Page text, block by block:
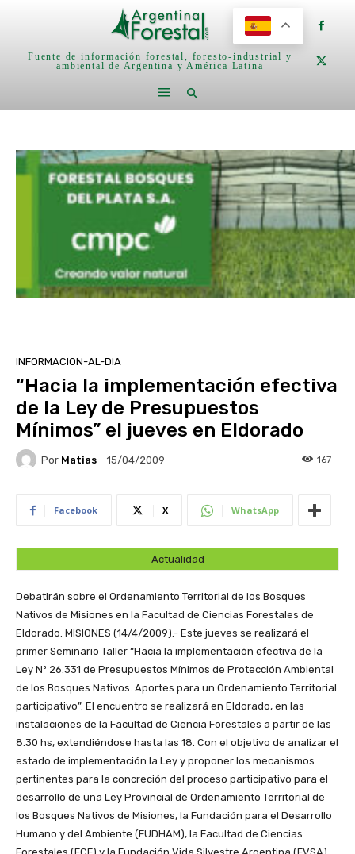
Fuente de información forestal, foresto-industrial y
ambiental de Argentina y América Latina
INFORMACION-AL-DIA
“Hacia la implementación efectiva
de la Ley de Presupuestos
Mínimos” el jueves en Eldorado
Por Matias 15/04/2009 167
Facebook X WhatsApp
Actualidad
Debatirán sobre el Ordenamiento Territorial de los Bosques
Nativos de Misiones en la Facultad de Ciencias Forestales de
Eldorado. MISIONES (14/4/2009).- Este jueves se realizará el
primer Seminario Taller “Hacia la implementación efectiva de la
Ley Nº 26.331 de Presupuestos Mínimos de Protección Ambiental
de los Bosques Nativos. Aportes para un Ordenamiento Territorial
participativo”. El encuentro se realizará en Eldorado, en las
instalaciones de la Facultad de Ciencia Forestales a partir de las
8.30 hs, extendiéndose hasta las 18. Con el objetivo de analizar el
estado de implementación la Ley y proponer los mecanismos
pertinentes para la concreción del proceso participativo para el
desarrollo de una Ley Provincial de Ordenamiento Territorial de
los Bosques Nativos de Misiones, la Fundación para el Desarrollo
Humano y del Ambiente (FUDHAM), la Facultad de Ciencias